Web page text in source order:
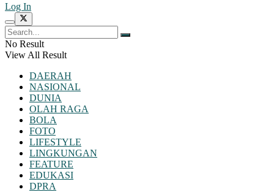
Log In
No Result
View All Result
DAERAH
NASIONAL
DUNIA
OLAH RAGA
BOLA
FOTO
LIFESTYLE
LINGKUNGAN
FEATURE
EDUKASI
DPRA